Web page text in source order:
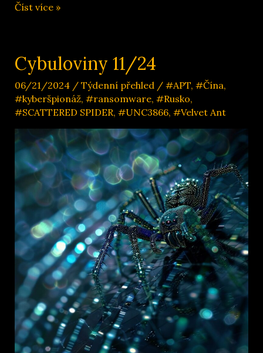
Cybuloviny
Číst více »
Cybuloviny 11/24
06/21/2024 / Týdenní přehled/ #APT, #Čína,
#kyberšpionáž, #ransomware, #Rusko,
#SCATTERED SPIDER, #UNC3866, #Velvet Ant